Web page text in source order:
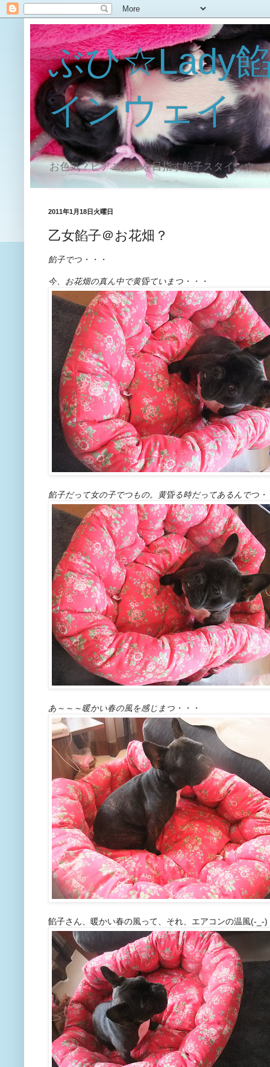
ぶひ☆Lady
インウェイ
お色気？ピアニストを目指す餡子スタインウェ
2011年1月18日火曜日
乙女餡子＠お花畑？
餡子でつ・・・
今、お花畑の真ん中で黄昏ていまつ・・・
餡子だって女の子でつもの。黄昏る時だってあるんでつ・
あ～～～暖かい春の風を感じまつ・・・
餡子さん、暖かい春の風って、それ、エアコンの温風(-_-)